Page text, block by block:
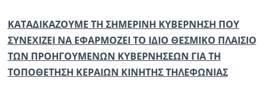
ΚΑΤΑΔΙΚΑΖΟΥΜΕ ΤΗ ΣΗΜΕΡΙΝΗ ΚΥΒΕΡΝΗΣΗ ΠΟΥ
ΣΥΝΕΧΙΖΕΙ ΝΑ ΕΦΑΡΜΟΖΕΙ ΤΟ ΙΔΙΟ ΘΕΣΜΙΚΟ ΠΛΑΙΣΙΟ
ΤΩΝ ΠΡΟΗΓΟΥΜΕΝΩΝ ΚΥΒΕΡΝΗΣΕΩΝ ΓΙΑ ΤΗ
ΤΟΠΟΘΕΤΗΣΗ ΚΕΡΑΙΩΝ ΚΙΝΗΤΗΣ ΤΗΛΕΦΩΝΙΑΣ